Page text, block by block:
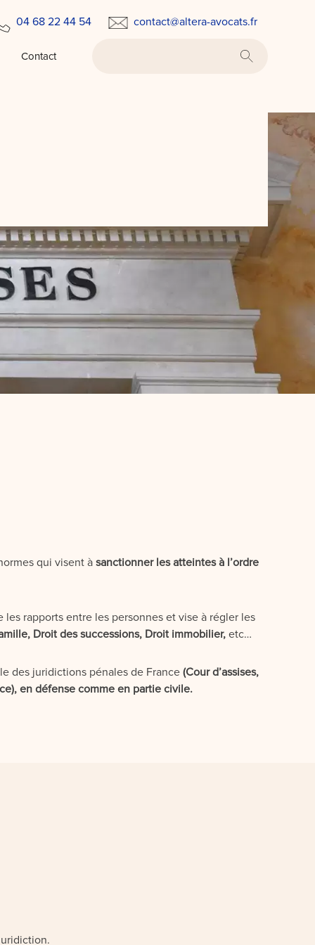
Contact
04 68 22 44 54 contact@altera-avocats.fr
qui visent à sanctionner les atteintes à l’ordre
les rapports entre les personnes et vise à régler les
Droit des successions, Droit immobilier,etc…
des juridictions pénales de France (Cour d’assises,
en défense comme en partie civile.